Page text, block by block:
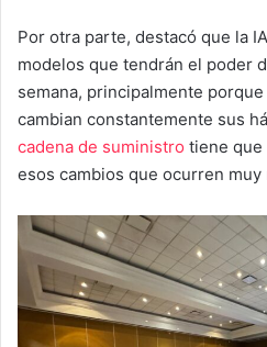
Por otra parte, destacó que la
modelos que tendrán el poder
semana, principalmente porque
cambian constantemente sus
cadena de suministro tiene
esos cambios que ocurren muy